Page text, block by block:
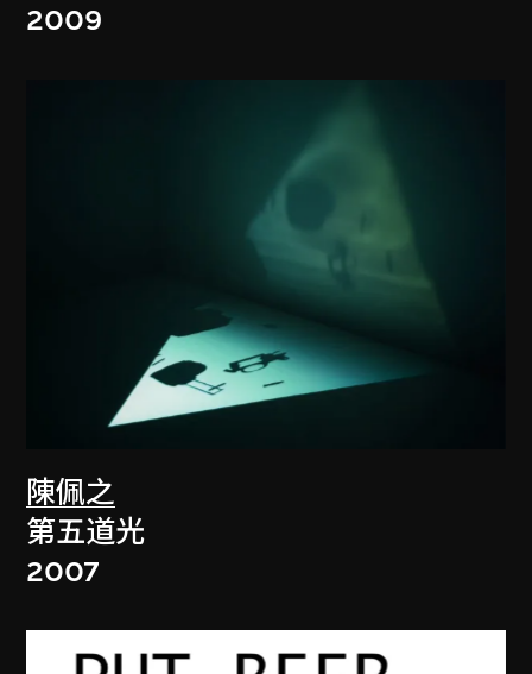
2009
陳佩之
第五道光
2007